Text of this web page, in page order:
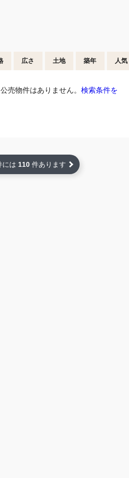
広さ 土地 築年 人気
売物件はありません。 検索条件を
には 110 件あります